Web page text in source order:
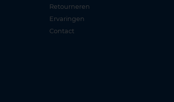
Retourneren
Ervaringen
Contact